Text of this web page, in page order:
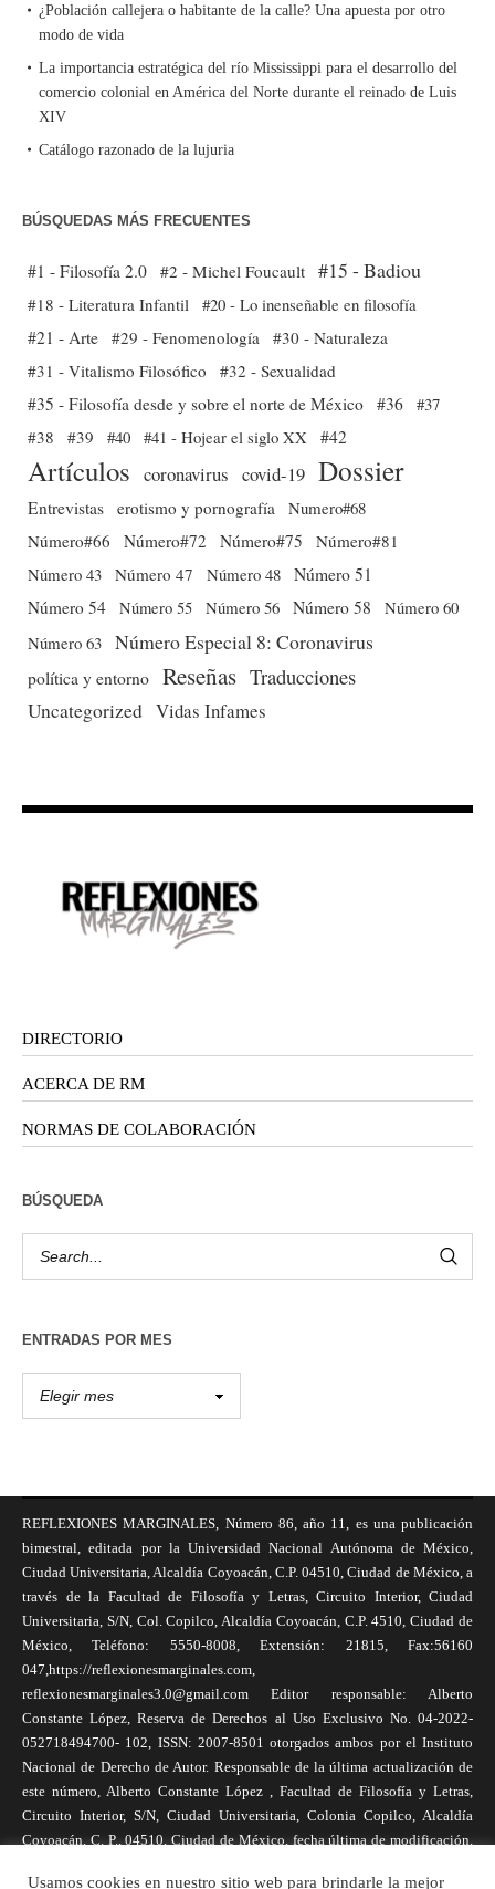
¿Población callejera o habitante de la calle? Una apuesta por otro
modo de vida
La importancia estratégica del río Mississippi para el desarrollo del
comercio colonial en América del Norte durante el reinado de Luis
XIV
Catálogo razonado de la lujuria
BÚSQUEDAS MÁS FRECUENTES
#1 - Filosofía 2.0 #2 - Michel Foucault #15 - Badiou
#18 - Literatura Infantil #20 - Lo inenseñable en filosofía
#21 - Arte #29 - Fenomenología
#30 - Naturaleza
#31 - Vitalismo Filosófico
#32 - Sexualidad
#35 - Filosofía desde y sobre el norte de México #36 #37
#38
#39 #40 #41 - Hojear el siglo XX #42
Artículos coronavirus covid-19 Dossier
Entrevistas erotismo y pornografía
Numero#68
Número#66
Número#72 Número#75
Número#81
Número 43 Número 47 Número 48 Número 51
Número 54 Número 55 Número 56 Número 58
Número 60
Número 63 Número Especial 8: Coronavirus
política y entorno Reseñas Traducciones
Uncategorized Vidas Infames
DIRECTORIO
ACERCA DE RM
NORMAS DE COLABORACIÓN
BÚSQUEDA
ENTRADAS POR MES
REFLEXIONES MARGINALES, Número 86, año 11, es una publicación
bimestral, editada por la Universidad Nacional Autónoma de México,
Ciudad Universitaria, Alcaldía Coyoacán, C.P. 04510, Ciudad de México, a
través de la Facultad de Filosofía y Letras, Circuito Interior, Ciudad
Universitaria, S/N, Col. Copilco, Alcaldía Coyoacán, C.P. 4510, Ciudad de
México, Teléfono: 5550-8008, Extensión: 21815, Fax:56160
047,https://reflexionesmarginales.com,
reflexionesmarginales3.0@gmail.com Editor responsable: Alberto
Constante López, Reserva de Derechos al Uso Exclusivo No. 04-2022-
052718494700- 102, ISSN: 2007-8501 otorgados ambos por el Instituto
Nacional de Derecho de Autor. Responsable de la última actualización de
este número, Alberto Constante López , Facultad de Filosofía y Letras,
Circuito Interior, S/N, Ciudad Universitaria, Colonia Copilco, Alcaldía
Coyoacán, C. P., 04510, Ciudad de México, fecha última de modificación,
Usamos cookies en nuestro sitio web para brindarle la mejor